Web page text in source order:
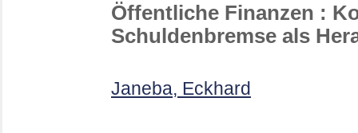
Öffentliche Finanzen :
Schuldenbremse als
Janeba, Eckhard